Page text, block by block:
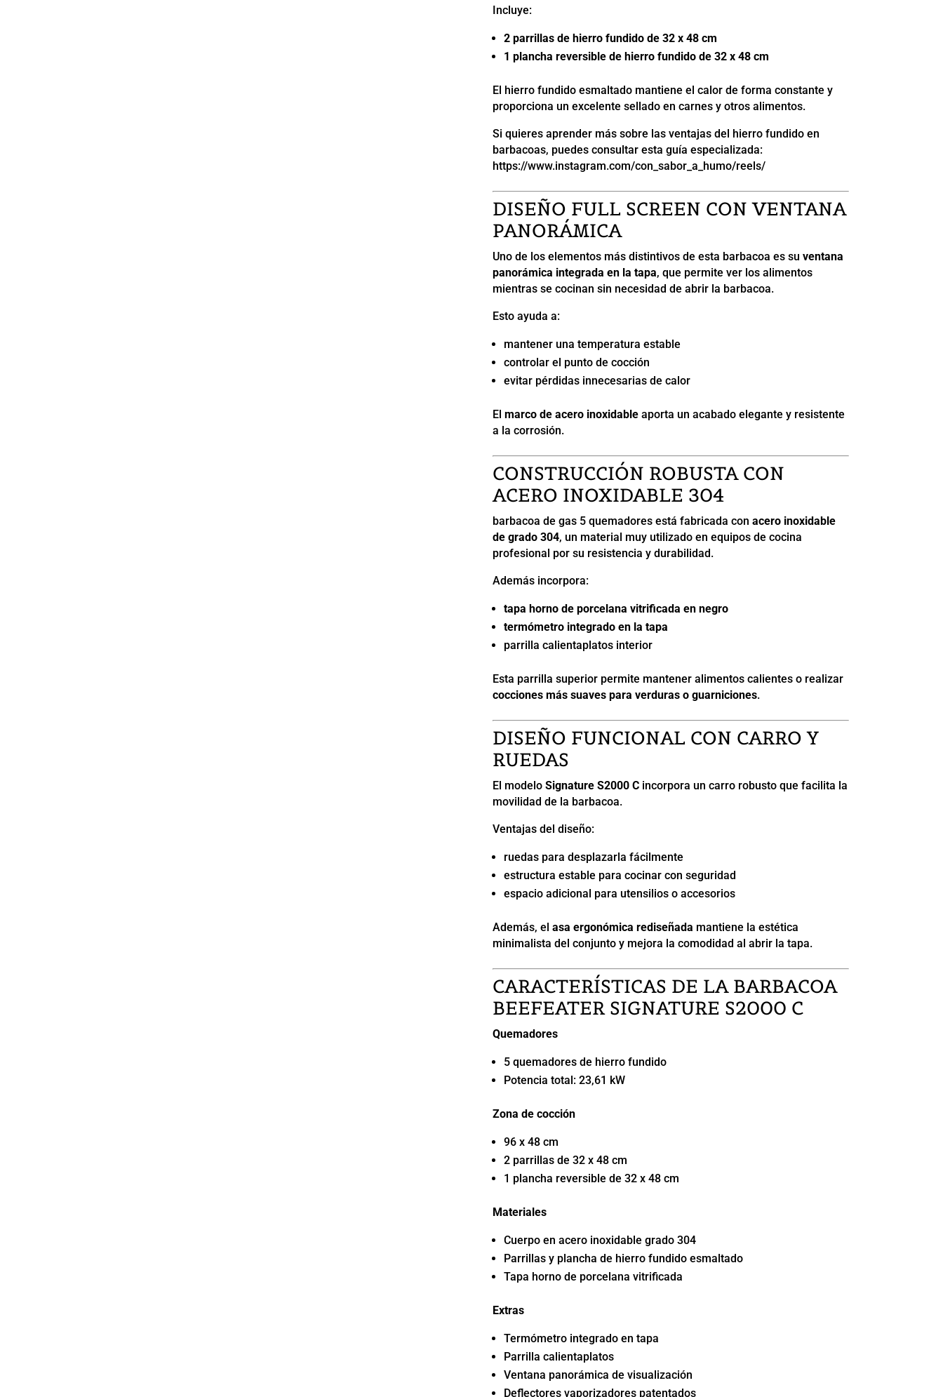
Incluye:
2 parrillas de hierro fundido de 32 x 48 cm
1 plancha reversible de hierro fundido de 32 x 48 cm
El hierro fundido esmaltado mantiene el calor de forma constante y
proporciona un excelente sellado en carnes y otros alimentos.
Si quieres aprender más sobre las ventajas del hierro fundido en
barbacoas, puedes consultar esta guía especializada:
https://www.instagram.com/con_sabor_a_humo/reels/
DISEÑO FULL SCREEN CON VENTANA
PANORÁMICA
Uno de los elementos más distintivos de esta barbacoa es su ventana
panorámica integrada en la tapa, que permite ver los alimentos
mientras se cocinan sin necesidad de abrir la barbacoa.
Esto ayuda a:
mantener una temperatura estable
controlar el punto de cocción
evitar pérdidas innecesarias de calor
El marco de acero inoxidableaporta un acabado elegante y resistente
a la corrosión.
CONSTRUCCIÓN ROBUSTA CON
ACERO INOXIDABLE 304
barbacoa de gas 5 quemadores está fabricada con acero inoxidable
de grado 304, un material muy utilizado en equipos de cocina
profesional por su resistencia y durabilidad.
Además incorpora:
tapa horno de porcelana vitrificada en negro
termómetro integrado en la tapa
parrilla calientaplatos interior
Esta parrilla superior permite mantener alimentos calientes o realizar
cocciones más suaves para verduras o guarniciones.
DISEÑO FUNCIONAL CON CARRO Y
RUEDAS
El modelo Signature S2000 Cincorpora un carro robusto que facilita la
movilidad de la barbacoa.
Ventajas del diseño:
ruedas para desplazarla fácilmente
estructura estable para cocinar con seguridad
espacio adicional para utensilios o accesorios
Además, el asa ergonómica rediseñada mantiene la estética
minimalista del conjunto y mejora la comodidad al abrir la tapa.
CARACTERÍSTICAS DE LA BARBACOA
BEEFEATER SIGNATURE S2000 C
Quemadores
5 quemadores de hierro fundido
Potencia total: 23,61 kW
Zona de cocción
96 x 48 cm
2 parrillas de 32 x 48 cm
1 plancha reversible de 32 x 48 cm
Materiales
Cuerpo en acero inoxidable grado 304
Parrillas y plancha de hierro fundido esmaltado
Tapa horno de porcelana vitrificada
Extras
Termómetro integrado en tapa
Parrilla calientaplatos
Ventana panorámica de visualización
Deflectores vaporizadores patentados